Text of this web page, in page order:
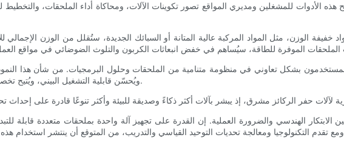
هذه الأدوات للمشغلين ومديري المواقع تصور تكوينات الآلات، ومحاكاة أداء الملحقات، والتخطيط
خفيفة الوزن، مثل المواد المركبة عالية المتانة أو السبائك الجديدة، ستُقلل من الوزن الإجمالي
بشكل تعاوني في منظومة متنامية من الملحقات وحلول البرمجيات. من شأن هذا
ويُحسّن قابلية التشغيل البيني، ويُتيح تخصيصًا مُلائمًا لمتطلبات المشاريع المتخصصة.
الهندسي والضرورة العملية. إن القدرة على تجهيز آلة واحدة بملحقات متعددة قابلة